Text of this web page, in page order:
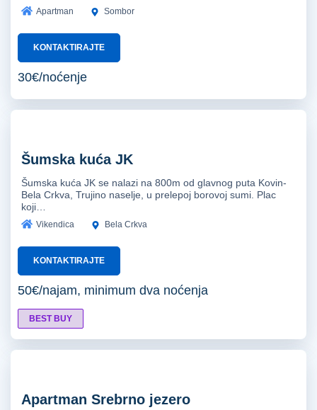
Apartman Sombor
KONTAKTIRAJTE
30€/noćenje
Šumska kuća JK
Šumska kuća JK se nalazi na 800m od glavnog puta Kovin-
Bela Crkva, Trujino naselje, u prelepoj borovoj sumi. Plac
koji…
Vikendica Bela Crkva
KONTAKTIRAJTE
50€/najam, minimum dva noćenja
BEST BUY
Apartman Srebrno jezero